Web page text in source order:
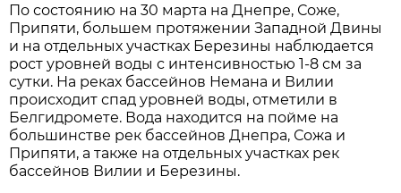
По состоянию на 30 марта на Днепре, Соже,
Припяти, большем протяжении Западной Двины
и на отдельных участках Березины наблюдается
рост уровней воды с интенсивностью 1-8 см за
сутки. На реках бассейнов Немана и Вилии
происходит спад уровней воды, отметили в
Белгидромете. Вода находится на пойме на
большинстве рек бассейнов Днепра, Сожа и
Припяти, а также на отдельных участках рек
бассейнов Вилии и Березины.